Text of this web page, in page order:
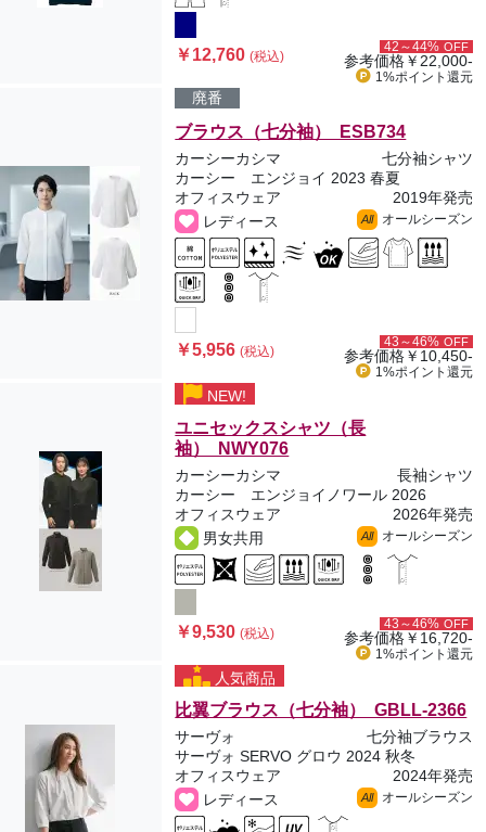
￥12,760(税込)
42～44% OFF
参考価格￥22,000-
1%ポイント 還元
廃番
ブラウス（七分袖） ESB734
カーシーカシマ
七分袖シャツ
カーシー エンジョイ 2023 春夏
オフィスウェア
2019年発売
レディース
All オールシーズン
￥5,956(税込)
43～46% OFF
参考価格￥10,450-
1%ポイント 還元
NEW!
ユニセックスシャツ（長
袖） NWY076
カーシーカシマ
長袖シャツ
カーシー エンジョイノワール 2026
オフィスウェア
2026年発売
男女共用
All オールシーズン
￥9,530(税込)
43～46% OFF
参考価格￥16,720-
1%ポイント 還元
人気商品
比翼ブラウス（七分袖） GBLL-2366
サーヴォ
七分袖ブラウス
サーヴォ SERVO グロウ 2024 秋冬
オフィスウェア
2024年発売
レディース
All オールシーズン